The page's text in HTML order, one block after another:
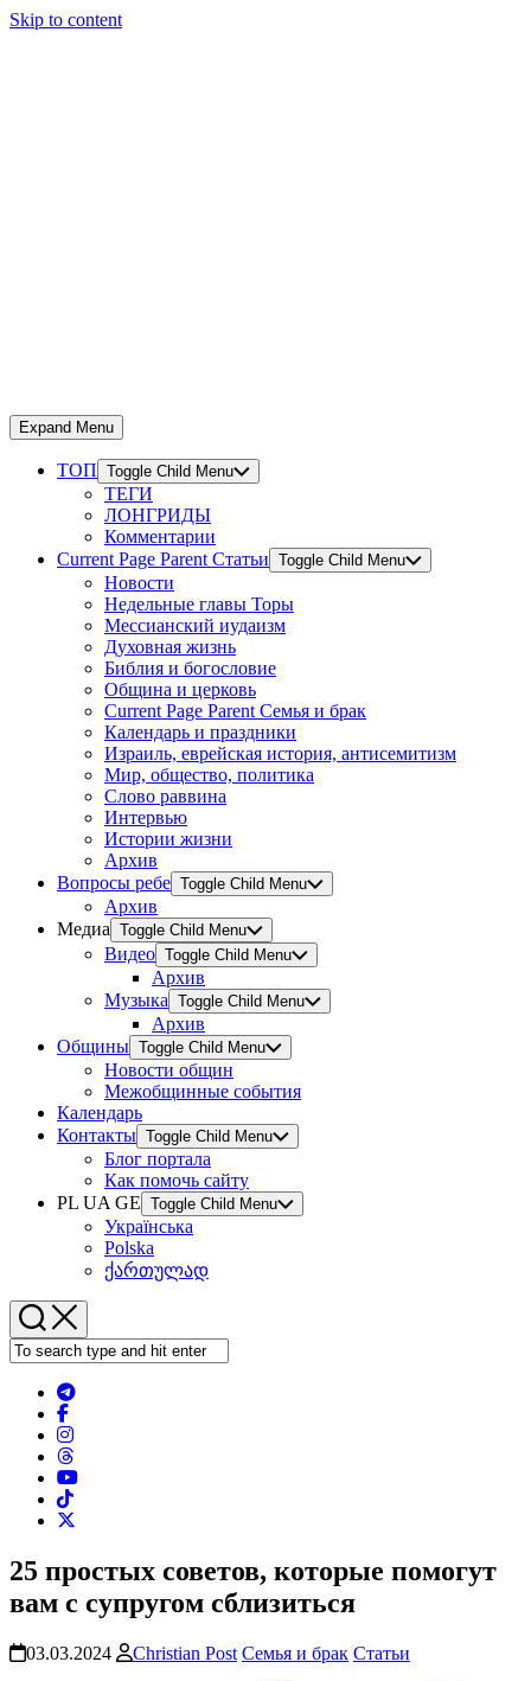
Skip to content
Expand Menu
ТОП Toggle Child Menu
ТЕГИ
ЛОНГРИДЫ
Комментарии
Current Page Parent Статьи Toggle Child Menu
Новости
Недельные главы Торы
Мессианский иудаизм
Духовная жизнь
Библия и богословие
Община и церковь
Current Page Parent Семья и брак
Календарь и праздники
Израиль, еврейская история, антисемитизм
Мир, общество, политика
Слово раввина
Интервью
Истории жизни
Архив
Вопросы ребе Toggle Child Menu
Архив
Медиа Toggle Child Menu
Видео Toggle Child Menu
Архив
Музыка Toggle Child Menu
Архив
Общины Toggle Child Menu
Новости общин
Межобщинные события
Календарь
Контакты Toggle Child Menu
Блог портала
Как помочь сайту
PL UA GE Toggle Child Menu
Українська
Polska
ქართულად
25 простых советов, которые помогут
вам с супругом сблизиться
03.03.2024 Christian Post Семья и брак Статьи